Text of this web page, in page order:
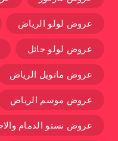
عروض لولو الرياض
عروض لولو حائل
عروض مانويل الرياض
عروض موسم الرياض
عروض نستو الدمام